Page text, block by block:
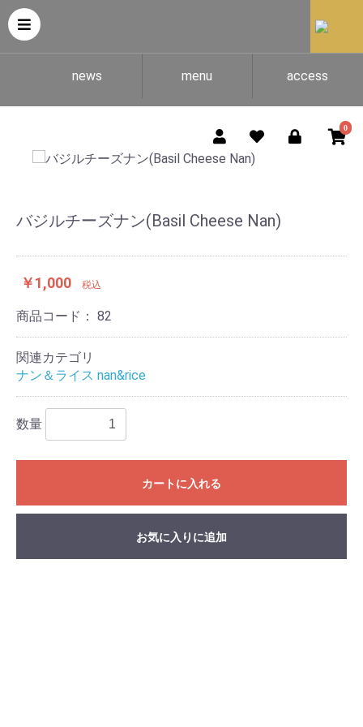
news menu access
0
バジルチーズナン(Basil Cheese Nan)
￥1,000 税込
商品コード： 82
関連カテゴリ
ナン＆ライス nan&rice
数量
カートに入れる
お気に入りに追加